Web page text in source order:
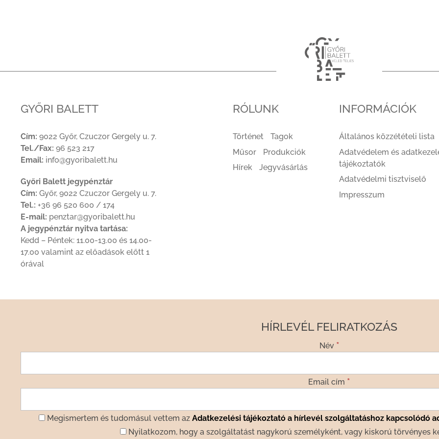
GYŐRI BALETT
Cím: 9022 Győr, Czuczor Gergely u. 7.
Tel./Fax: 96 523 217
Email: info@gyoribalett.hu
Győri Balett jegypénztár
Cím: Győr, 9022 Czuczor Gergely u. 7.
Tel.: +36 96 520 600 / 174
E-mail: penztar@gyoribalett.hu
A jegypénztár nyitva tartása:
Kedd – Péntek: 11.00-13.00 és 14.00-
17.00 valamint az előadások előtt 1
órával
RÓLUNK
Történet
Tagok
Műsor
Produkciók
Hírek
Jegyvásárlás
INFORMÁCIÓK
Általános közzétételi lista
Adatvédelem és
tájékoztatók
Adatvédelmi tisztviselő
Impresszum
HÍRLEVÉL FELIRATKOZÁS
Név *
Email cím *
Megismertem és tudomásul vettem az Adatkezelési tájékoztató a hírlevél szolgáltatáshoz kapcsolódó
Nyilatkozom, hogy a szolgáltatást nagykorú személyként, vagy kiskorú törvényes